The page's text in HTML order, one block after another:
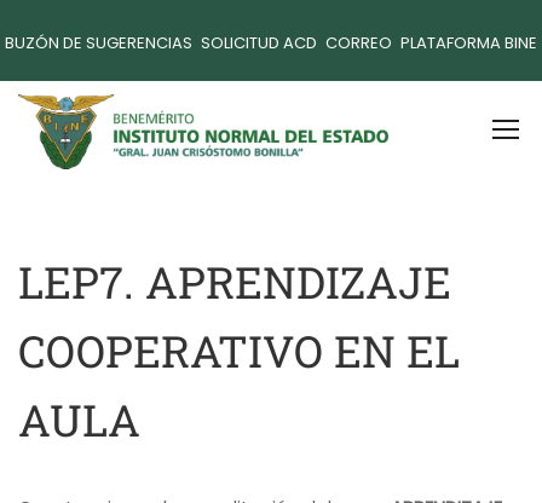
BUZÓN DE SUGERENCIAS SOLICITUD ACD CORREO PLATAFORMA BINE
LEP7. APRENDIZAJE
COOPERATIVO EN EL
AULA